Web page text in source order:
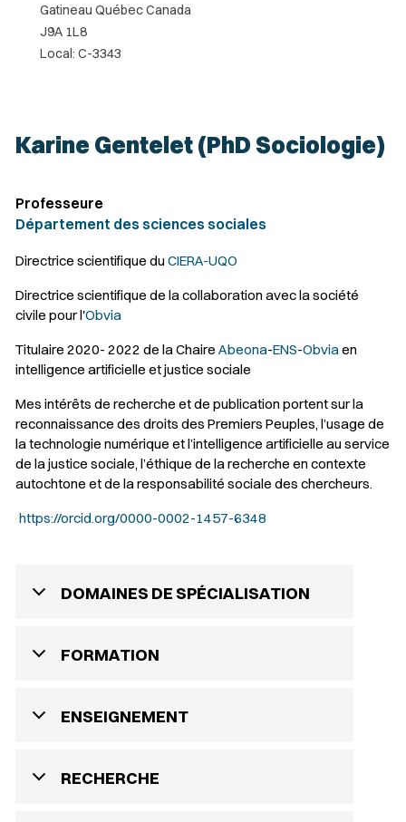
Gatineau Québec Canada
J9A 1L8
Local: C-3343
Karine Gentelet (PhD Sociologie)
Professeure
Département des sciences sociales
Directrice scientifique du CIERA-UQO
Directrice scientifique de la collaboration avec la société
civile pour l'Obvia
Titulaire 2020- 2022 de la Chaire Abeona-ENS-Obviaen
intelligence artificielle et justice sociale
Mes intérêts de recherche et de publication portent sur la
reconnaissance des droits des Premiers Peuples, l’usage de
la technologie numérique et l’intelligence artificielle au service
de la justice sociale, l’éthique de la recherche en contexte
autochtone et de la responsabilité sociale des chercheurs.
https://orcid.org/0000-0002-1457-6348
DOMAINES DE SPÉCIALISATION
FORMATION
ENSEIGNEMENT
RECHERCHE